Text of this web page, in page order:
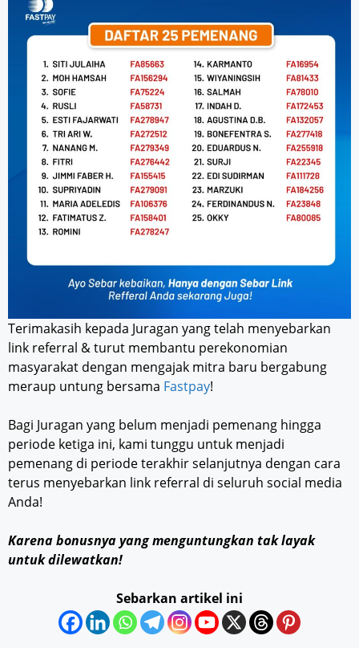
Terimakasih kepada Juragan yang telah menyebarkan
link referral & turut membantu perekonomian
masyarakat dengan mengajak mitra baru bergabung
meraup untung bersama Fastpay!
Bagi Juragan yang belum menjadi pemenang hingga
periode ketiga ini, kami tunggu untuk menjadi
pemenang di periode terakhir selanjutnya dengan cara
terus menyebarkan link referral di seluruh social media
Anda!
Karena bonusnya yang menguntungkan tak layak
untuk dilewatkan!
Sebarkan artikel ini